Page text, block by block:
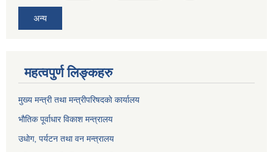
अन्य
महत्वपुर्ण लिङ्कहरु
मुख्य मन्त्री तथा मन्त्रीपरिषदकाे कार्यालय
भाैतिक पूर्वाधार विकाश मन्त्रालय
उधाेग, पर्यटन तथा वन मन्त्रालय